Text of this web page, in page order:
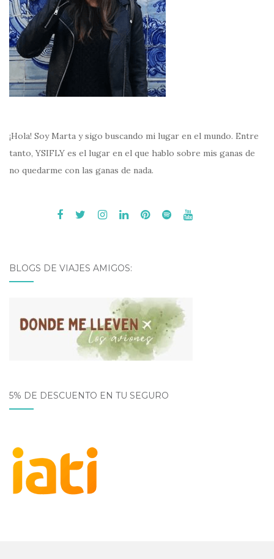
¡Hola! Soy Marta y sigo buscando mi lugar en el mundo. Entre
tanto, YSIFLY es el lugar en el que hablo sobre mis ganas de
no quedarme con las ganas de nada.
BLOGS DE VIAJES AMIGOS:
5% DE DESCUENTO EN TU SEGURO